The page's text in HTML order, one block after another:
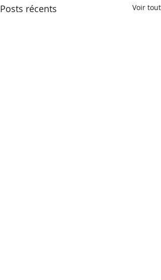
Posts récents Voir tout